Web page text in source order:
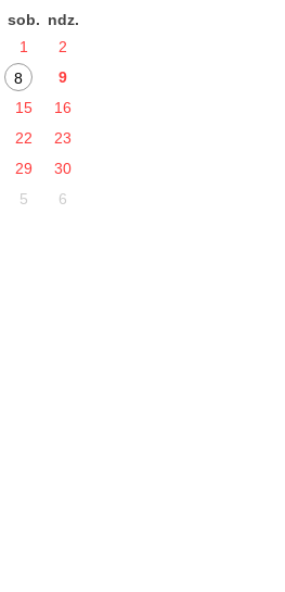
sob. ndz.
1
2
8
9
15
16
22
23
29
30
5 6